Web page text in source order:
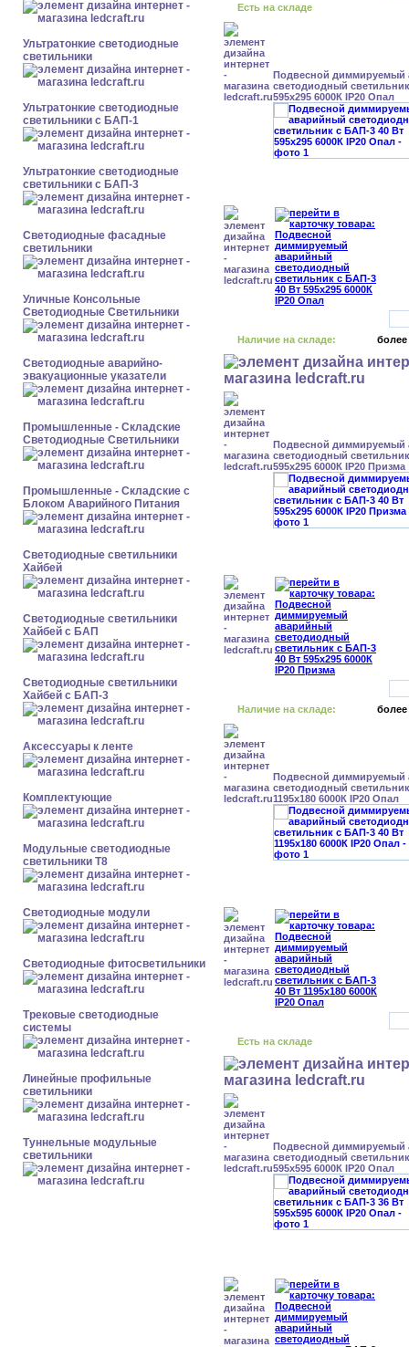
Ультратонкие светодиодные
светильники
Ультратонкие светодиодные
светильники с БАП-1
Ультратонкие светодиодные
светильники с БАП-3
Светодиодные фасадные
светильники
Уличные Консольные
Светодиодные Светильники
Светодиодные аварийно-
эвакуационные указатели
Промышленные - Складские
Светодиодные Светильники
Промышленные - Складские с
Блоком Аварийного Питания
Светодиодные светильники
Хайбей
Светодиодные светильники
Хайбей с БАП
Светодиодные светильники
Хайбей с БАП-3
Аксессуары к ленте
Комплектующие
Модульные светодиодные
светильники Т8
Светодиодные модули
Светодиодные фитосветильники
Трековые светодиодные
системы
Линейные профильные
светильники
Туннельные модульные
светильники
Есть на складе
Подвесной диммируемый
светодиодный
595x295 6000К IP20 Опал
Наличие на складе: более
Подвесной диммируемый
светодиодный
595x295 6000К IP20 Призма
Наличие на складе: более
Подвесной диммируемый
светодиодный
1195x180 6000К IP20 Опал
Есть на складе
Подвесной диммируемый
светодиодный
595x595 6000К IP20 Опал